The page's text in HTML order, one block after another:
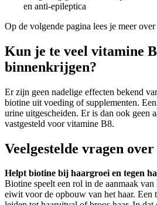
en anti-epileptica
Op de volgende pagina lees je meer
Kun je te veel vitamine
binnenkrijgen?
Er zijn geen nadelige effecten bekend
biotine uit voeding of supplementen.
urine uitgescheiden. Er is dan ook geen
vastgesteld voor vitamine B8.
Veelgestelde vragen
Helpt biotine bij haargroei en tegen
Biotine speelt een rol in de aanmaak
eiwit voor de opbouw van het haar. Een